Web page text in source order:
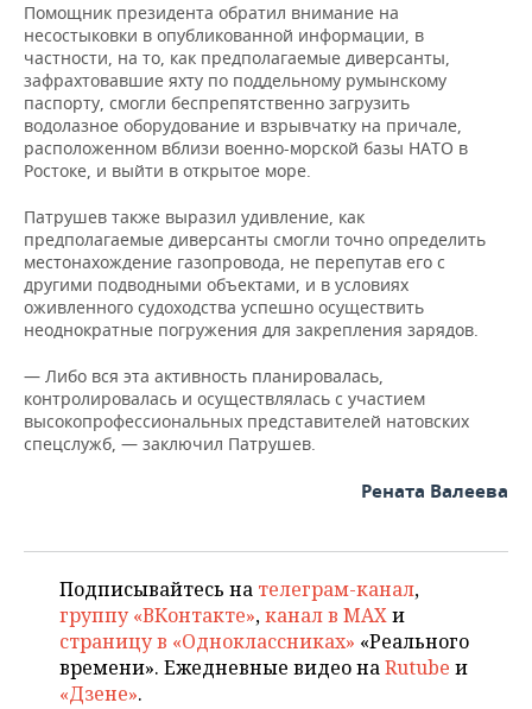
Помощник президента обратил внимание на
несостыковки в опубликованной информации, в
частности, на то, как предполагаемые диверсанты,
зафрахтовавшие яхту по поддельному румынскому
паспорту, смогли беспрепятственно загрузить
водолазное оборудование и взрывчатку на причале,
расположенном вблизи военно-морской базы НАТО в
Ростоке, и выйти в открытое море.
Патрушев также выразил удивление, как
предполагаемые диверсанты смогли точно определить
местонахождение газопровода, не перепутав его с
другими подводными объектами, и в условиях
оживленного судоходства успешно осуществить
неоднократные погружения для закрепления зарядов.
— Либо вся эта активность планировалась,
контролировалась и осуществлялась с участием
высокопрофессиональных представителей натовских
спецслужб, — заключил Патрушев.
Рената Валеева
Подписывайтесь на телеграм-канал,
группу «ВКонтакте»,канал в MAXи
страницу в «Одноклассниках» «Реального
времени». Ежедневные видео наRutube и
«Дзене».